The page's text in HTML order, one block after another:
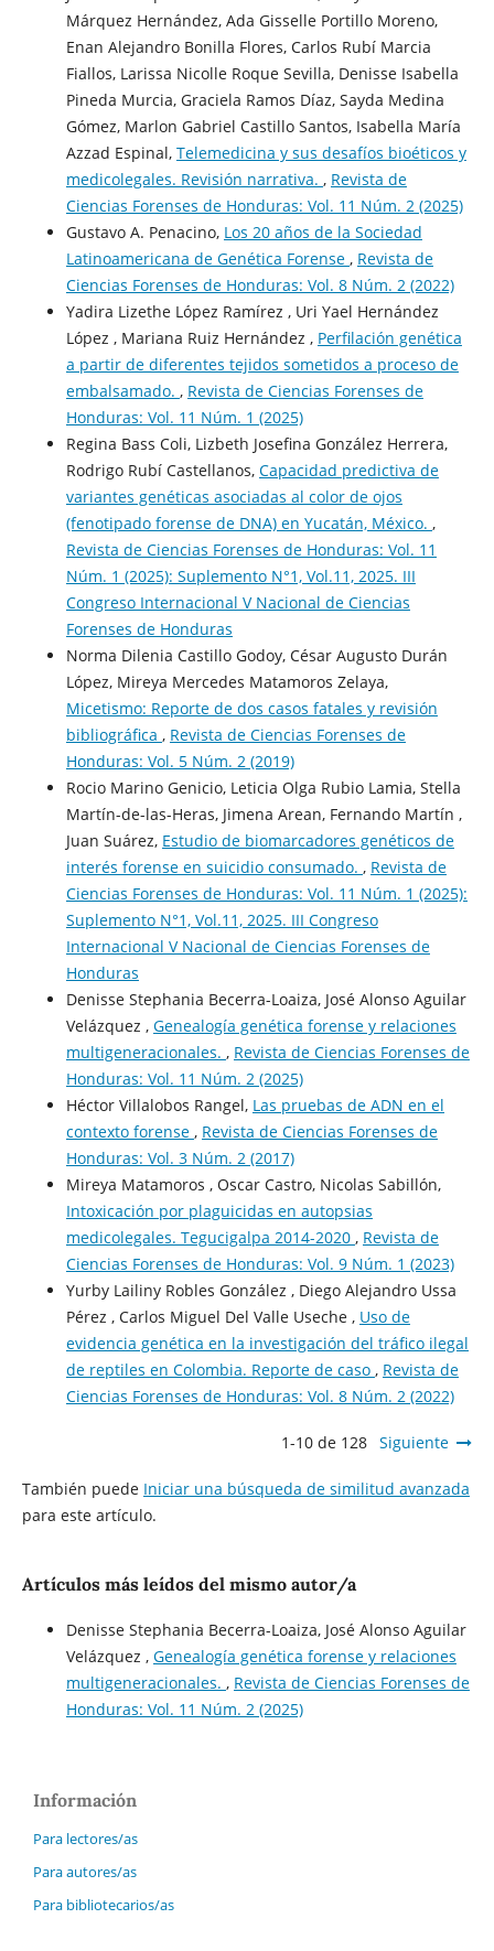
Márquez Hernández, Ada Gisselle Portillo Moreno,
Enan Alejandro Bonilla Flores, Carlos Rubí Marcia
Fiallos, Larissa Nicolle Roque Sevilla, Denisse Isabella
Pineda Murcia, Graciela Ramos Díaz, Sayda Medina
Gómez, Marlon Gabriel Castillo Santos, Isabella María
Azzad Espinal, Telemedicina y sus desafíos bioéticos y
medicolegales. Revisión narrativa. , Revista de
Ciencias Forenses de Honduras: Vol. 11 Núm. 2 (2025)
Gustavo A. Penacino, Los 20 años de la Sociedad
Latinoamericana de Genética Forense , Revista de
Ciencias Forenses de Honduras: Vol. 8 Núm. 2 (2022)
Yadira Lizethe López Ramírez , Uri Yael Hernández
López , Mariana Ruiz Hernández , Perfilación genética
a partir de diferentes tejidos sometidos a proceso de
embalsamado. , Revista de Ciencias Forenses de
Honduras: Vol. 11 Núm. 1 (2025)
Regina Bass Coli, Lizbeth Josefina González Herrera,
Rodrigo Rubí Castellanos, Capacidad predictiva de
variantes genéticas asociadas al color de ojos
(fenotipado forense de DNA) en Yucatán, México. ,
Revista de Ciencias Forenses de Honduras: Vol. 11
Núm. 1 (2025): Suplemento N°1, Vol.11, 2025. III
Congreso Internacional V Nacional de Ciencias
Forenses de Honduras
Norma Dilenia Castillo Godoy, César Augusto Durán
López, Mireya Mercedes Matamoros Zelaya,
Micetismo: Reporte de dos casos fatales y revisión
bibliográfica , Revista de Ciencias Forenses de
Honduras: Vol. 5 Núm. 2 (2019)
Rocio Marino Genicio, Leticia Olga Rubio Lamia, Stella
Martín-de-las-Heras, Jimena Arean, Fernando Martín ,
Juan Suárez, Estudio de biomarcadores genéticos de
interés forense en suicidio consumado. , Revista de
Ciencias Forenses de Honduras: Vol. 11 Núm. 1 (2025):
Suplemento N°1, Vol.11, 2025. III Congreso
Internacional V Nacional de Ciencias Forenses de
Honduras
Denisse Stephania Becerra-Loaiza, José Alonso Aguilar
Velázquez , Genealogía genética forense y relaciones
multigeneracionales. , Revista de Ciencias Forenses de
Honduras: Vol. 11 Núm. 2 (2025)
Héctor Villalobos Rangel, Las pruebas de ADN en el
contexto forense , Revista de Ciencias Forenses de
Honduras: Vol. 3 Núm. 2 (2017)
Mireya Matamoros , Oscar Castro, Nicolas Sabillón,
Intoxicación por plaguicidas en autopsias
medicolegales. Tegucigalpa 2014-2020 , Revista de
Ciencias Forenses de Honduras: Vol. 9 Núm. 1 (2023)
Yurby Lailiny Robles González , Diego Alejandro Ussa
Pérez , Carlos Miguel Del Valle Useche , Uso de
evidencia genética en la investigación del tráfico ilegal
de reptiles en Colombia. Reporte de caso , Revista de
Ciencias Forenses de Honduras: Vol. 8 Núm. 2 (2022)
1-10 de 128 Siguiente
También puede Iniciar una búsqueda de similitud avanzada
para este artículo.
Artículos más leídos del mismo autor/a
Denisse Stephania Becerra-Loaiza, José Alonso Aguilar
Velázquez , Genealogía genética forense y relaciones
multigeneracionales. , Revista de Ciencias Forenses de
Honduras: Vol. 11 Núm. 2 (2025)
Información
Para lectores/as
Para autores/as
Para bibliotecarios/as